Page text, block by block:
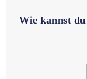
Wie kannst